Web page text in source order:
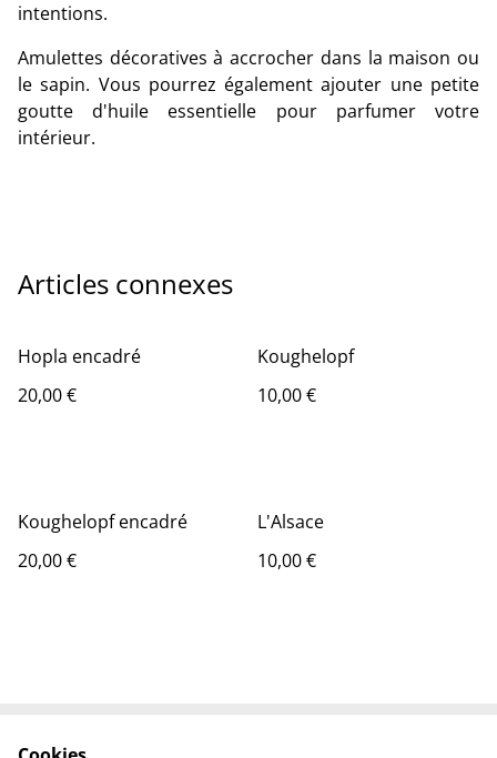
intentions.
Amulettes décoratives à accrocher dans la maison ou
le sapin. Vous pourrez également ajouter une petite
goutte d'huile essentielle pour parfumer votre
intérieur.
Articles connexes
Hopla encadré
20,00 €
Koughelopf
10,00 €
Koughelopf encadré
20,00 €
L'Alsace
10,00 €